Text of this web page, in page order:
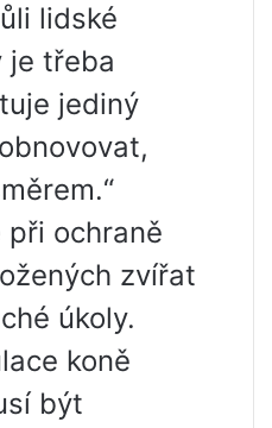
lidské
je třeba
jediný
při ochraně
zvířat
úkoly.
koně
být